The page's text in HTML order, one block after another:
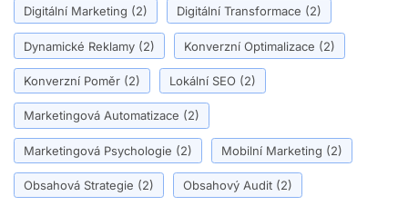
Digitální Marketing (2) Digitální Transformace (2)
Dynamické Reklamy (2) Konverzní Optimalizace (2)
Konverzní Poměr (2) Lokální SEO (2)
Marketingová Automatizace (2)
Marketingová Psychologie (2) Mobilní Marketing (2)
Obsahová Strategie (2) Obsahový Audit (2)